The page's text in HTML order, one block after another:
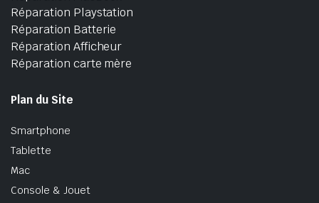
Réparation Playstation
Réparation Batterie
Réparation Afficheur
Réparation carte mère
Plan du Site
Smartphone
Tablette
Mac
Console & Jouet